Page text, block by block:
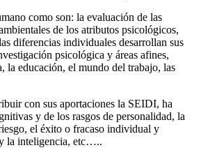
como son: la evaluación de las
de los atributos psicológicos,
diferencias individuales desarrollan sus
psicológica y áreas afines,
la educación, el mundo del trabajo, las
con sus aportaciones la SEIDI, ha
y de los rasgos de personalidad, la
el éxito o fracaso individual y
la inteligencia, etc…..